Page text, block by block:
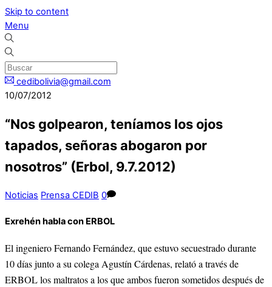
Skip to content
Menu
cedibolivia@gmail.com
10/07/2012
“Nos golpearon, teníamos los ojos
tapados, señoras abogaron por
nosotros” (Erbol, 9.7.2012)
Noticias Prensa CEDIB 0
Exrehén habla con ERBOL
El ingeniero Fernando Fernández, que estuvo secuestrado durante
10 días junto a su colega Agustín Cárdenas, relató a través de
ERBOL los maltratos a los que ambos fueron sometidos después de